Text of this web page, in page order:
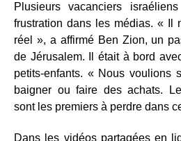
Plusieurs vacanciers
frustration dans les médias. « Il
réel », a affirmé Ben Zion, un
de Jérusalem. Il était à bord
petits-enfants. « Nous voulions
baigner ou faire des achats.
sont les premiers à perdre dans
Dans les vidéos partagées en